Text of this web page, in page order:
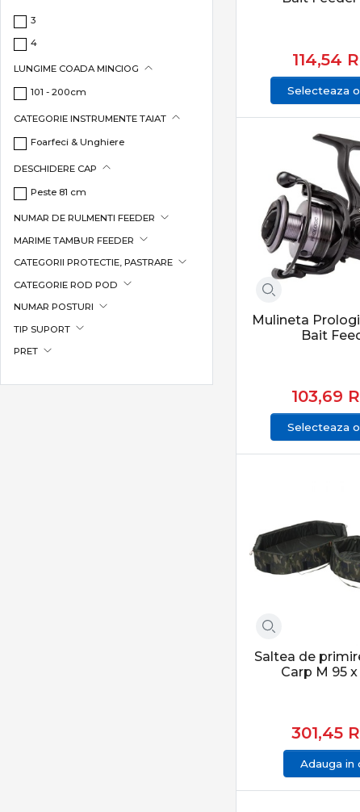
Carp Pro
Carp Spirit
Cormoran
Cralusso
Daiwa
DAM
Decoy
Delphin
Deáky Fishing Tackle
Dinsmores
EnergoTeam
3
4
LUNGIME COADA MINCIOG
101 - 200cm
CATEGORIE INSTRUMENTE TAIAT
Foarfeci & Unghiere
DESCHIDERE CAP
Peste 81 cm
NUMAR DE RULMENTI FEEDER
MARIME TAMBUR FEEDER
CATEGORII PROTECTIE, PASTRARE
CATEGORIE ROD POD
NUMAR POSTURI
TIP SUPORT
PRET
Prin alegerea
Feeder &
Categoria Feeder
constante.
Feeder &
adaptabilitate și
114,54
Selecteaza
Mulineta
Bait
103,69
Selecteaza
Saltea de
Carp M 95
301,45
Adauga in